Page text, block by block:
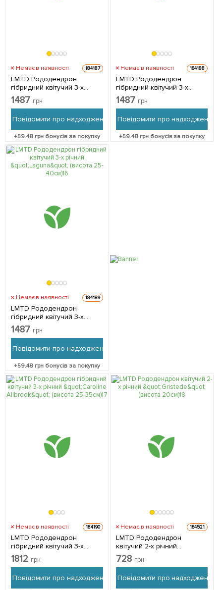
Немає в наявності 184187
LMTD Рододендрон
гібридний квітучий 3-х
річний "Marcel Menard"
(висота 25-40см) з
упаковці
1487 грн
Повідомити про надходження
+59.48грн бонусів за покупку
Немає в наявності 184188
LMTD Рододендрон
гібридний квітучий 3-х
річний "Vollblut" (висота 25-
35см) з Нідерландів 1
1487 грн
Повідомити про надходження
+59.48грн бонусів за покупку
Немає в наявності 184189
LMTD Рододендрон
гібридний квітучий 3-х
річний "Laguna" (висота 25-
40см) з Нідерландів 1
1487 грн
Повідомити про надходження
+59.48грн бонусів за покупку
Немає в наявності 184190
LMTD Рододендрон
гібридний квітучий 3-х
річний "Caroline Allbrook"
(висота 25-35см) з
упаковці
1812 грн
Повідомити про надходження
Немає в наявності 184521
LMTD Рододендрон
квітучий 2-х річний
"Gristede" (висота 20см) 1
саджанець в упаковці
728 грн
Повідомити про надходження